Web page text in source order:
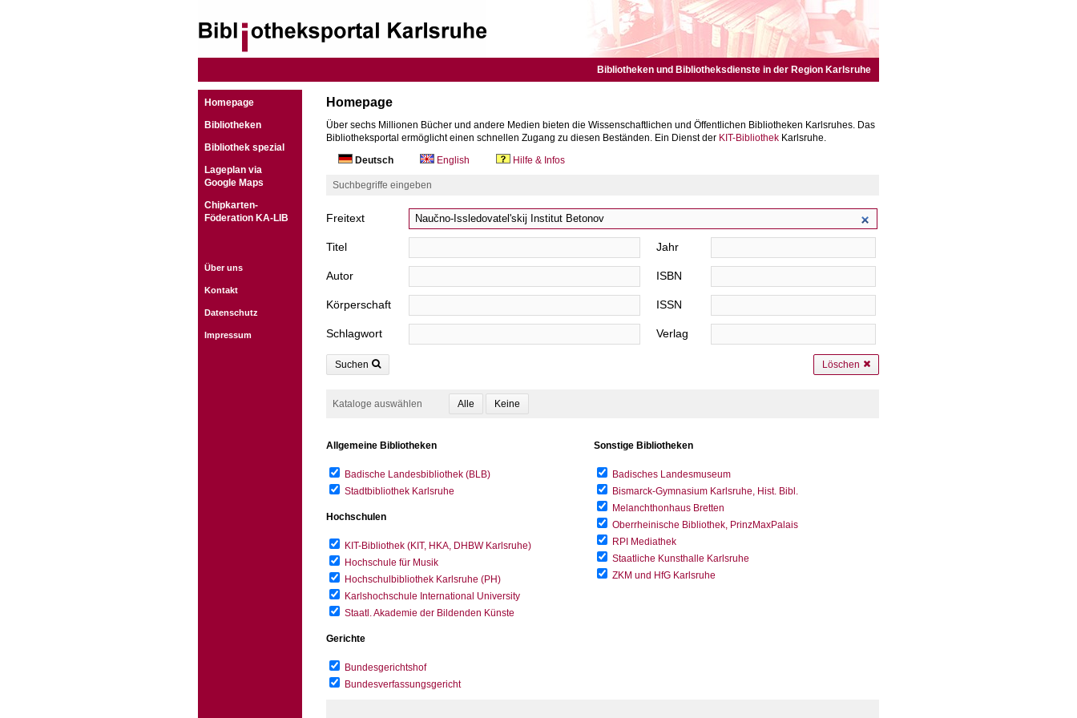
Bibliotheken und Bibliotheksdienste in der Region Karlsruhe
Homepage
Bibliotheken
Bibliothek spezial
Lageplan via
Google Maps
Chipkarten-
Föderation KA-LIB
Über uns
Kontakt
Datenschutz
Impressum
Homepage
Über sechs Millionen Bücher und andere Medien bieten die Wissenschaftlichen und Öffentlichen Bibliotheken Karlsruhes. Das
Bibliotheksportal ermöglicht einen schnellen Zugang zu diesen Beständen. Ein Dienst der KIT-Bibliothek Karlsruhe.
Deutsch
English Hilfe & Infos
Suchbegriffe eingeben
Freitext
Titel
Autor
Körperschaft
Schlagwort
Jahr
ISBN
ISSN
Verlag
Suchen Löschen
Kataloge auswählen
Allgemeine Bibliotheken
Badische Landesbibliothek (BLB)
Stadtbibliothek Karlsruhe
Hochschulen
KIT-Bibliothek (KIT, HKA, DHBW Karlsruhe)
Hochschule für Musik
Hochschulbibliothek Karlsruhe (PH)
Karlshochschule International University
Staatl. Akademie der Bildenden Künste
Gerichte
Bundesgerichtshof
Bundesverfassungsgericht
Sonstige Bibliotheken
Badisches Landesmuseum
Bismarck-Gymnasium Karlsruhe, Hist. Bibl.
Melanchthonhaus Bretten
Oberrheinische Bibliothek, PrinzMaxPalais
RPI Mediathek
Staatliche Kunsthalle Karlsruhe
ZKM und HfG Karlsruhe